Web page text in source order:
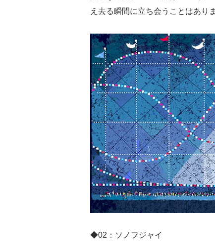
え去る瞬間に立ち会うことはあり
◆02：ソノフジャイ